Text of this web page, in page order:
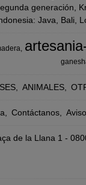
generación,
Java, Bali,
ANIMALES
Contáctanos
de la Llana 1 -